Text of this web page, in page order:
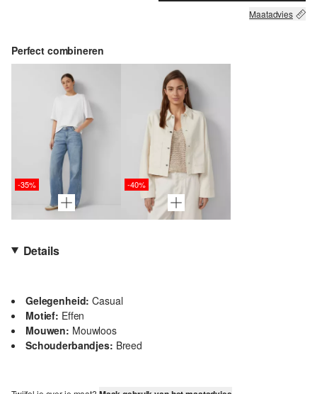
Maatadvies
Perfect combineren
-35% -40%
Details
Gelegenheid: Casual
Motief: Effen
Mouwen: Mouwloos
Schouderbandjes: Breed